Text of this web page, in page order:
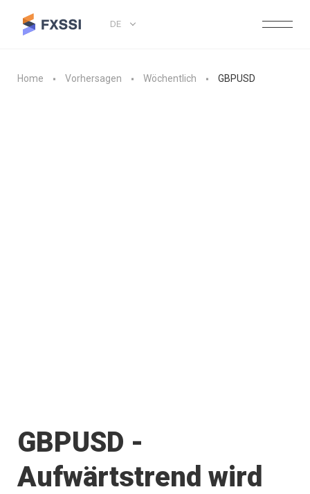
DE
Home Vorhersagen Wöchentlich GBPUSD
GBPUSD -
Aufwärtstrend wird